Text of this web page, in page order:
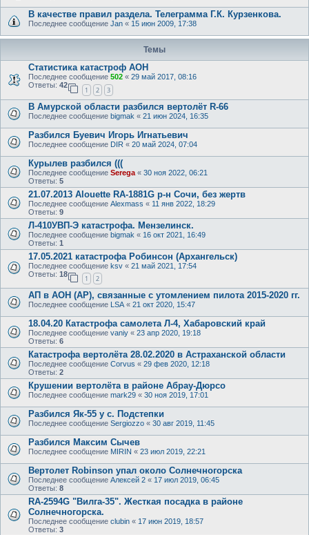
В качестве правил раздела. Телеграмма Г.К. Курзенкова.
Последнее сообщение Jan « 15 июн 2009, 17:38
Темы
Статистика катастроф АОН
Последнее сообщение 502 « 29 май 2017, 08:16
Ответы: 42
1 2 3
В Амурской области разбился вертолёт R-66
Последнее сообщение bigmak « 21 июн 2024, 16:35
Разбился Буевич Игорь Игнатьевич
Последнее сообщение DIR « 20 май 2024, 07:04
Курылев разбился (((
Последнее сообщение Serega « 30 ноя 2022, 06:21
Ответы: 5
21.07.2013 Alouette RA-1881G р-н Сочи, без жертв
Последнее сообщение Alexmass « 11 янв 2022, 18:29
Ответы: 9
Л-410УВП-Э катастрофа. Мензелинск.
Последнее сообщение bigmak « 16 окт 2021, 16:49
Ответы: 1
17.05.2021 катастрофа Робинсон (Архангельск)
Последнее сообщение ksv « 21 май 2021, 17:54
Ответы: 18
1 2
АП в АОН (АР), связанные с утомлением пилота 2015-2020 гг.
Последнее сообщение LSA « 21 окт 2020, 15:47
18.04.20 Катастрофа самолета Л-4, Хабаровский край
Последнее сообщение vaniy « 23 апр 2020, 19:18
Ответы: 6
Катастрофа вертолёта 28.02.2020 в Астраханской области
Последнее сообщение Corvus « 29 фев 2020, 12:18
Ответы: 2
Крушении вертолёта в районе Абрау-Дюрсо
Последнее сообщение mark29 « 30 ноя 2019, 17:01
Разбился Як-55 у с. Подстепки
Последнее сообщение Sergiozzo « 30 авг 2019, 11:45
Разбился Максим Сычев
Последнее сообщение MIRIN « 23 июл 2019, 22:21
Вертолет Robinson упал около Солнечногорска
Последнее сообщение Алексей 2 « 17 июл 2019, 06:45
Ответы: 8
RA-2594G "Вилга-35". Жесткая посадка в районе
Солнечногорска.
Последнее сообщение clubin « 17 июн 2019, 18:57
Ответы: 3